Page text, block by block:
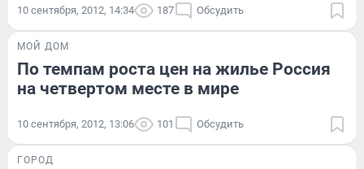
10 сентября, 2012, 14:34 187 Обсудить
МОЙ ДОМ
По темпам роста цен на жилье Россия
на четвертом месте в мире
10 сентября, 2012, 13:06 101 Обсудить
ГОРОД